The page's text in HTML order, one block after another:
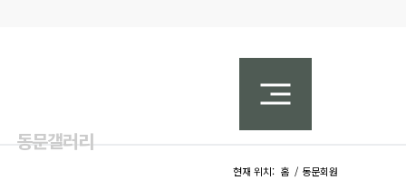
동문갤러리
현재 위치: 홈 / 동문회원